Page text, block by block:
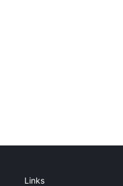
Links